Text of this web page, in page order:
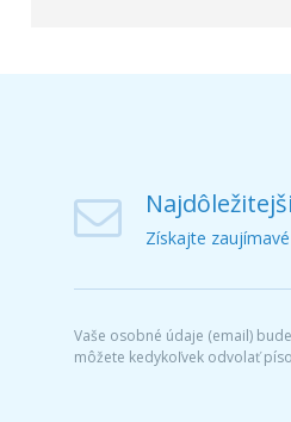
Získajte
Vaše osobné údaje (email)
môžete kedykoľvek odvolať